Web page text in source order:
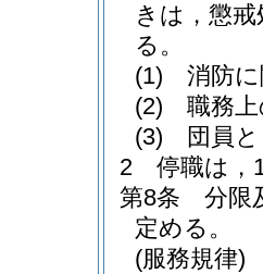
きは，懲
る。
(1)
消防
(2)
職務
(3)
団員
2
停職は，
第8条
分限
定める。
(服務規律)